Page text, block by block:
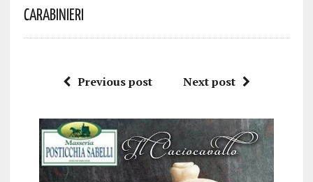
Carabinieri
Previous post Next post